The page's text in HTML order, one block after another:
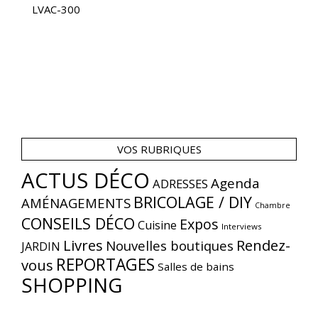
LVAC-300
VOS RUBRIQUES
ACTUS DÉCO ADRESSES Agenda
AMÉNAGEMENTS BRICOLAGE / DIY Chambre
CONSEILS DÉCO Cuisine Expos Interviews
JARDIN Livres Nouvelles boutiques Rendez-
vous REPORTAGES Salles de bains
SHOPPING